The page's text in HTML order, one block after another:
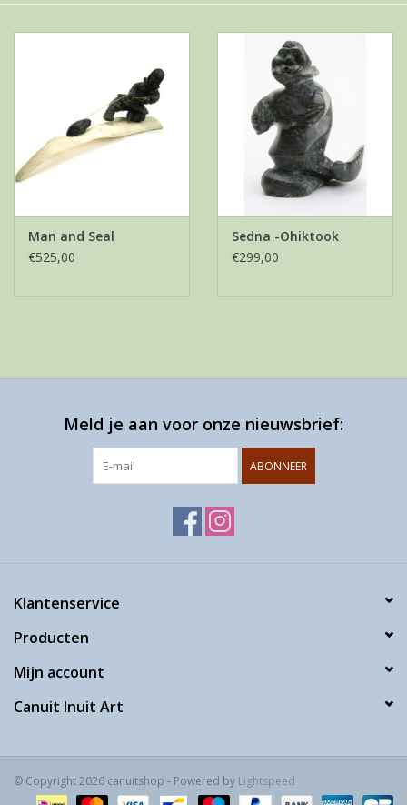
Man and Seal
€525,00
Sedna -Ohiktook
€299,00
Meld je aan voor onze nieuwsbrief:
ABONNEER
Klantenservice
Producten
Mijn account
Canuit Inuit Art
© Copyright 2026 canuitshop - Powered by Lightspeed